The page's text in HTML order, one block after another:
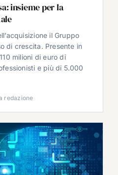
insieme per la
il Gruppo
di crescita. Presente in
milioni di euro di
e più di 5.000
redazione